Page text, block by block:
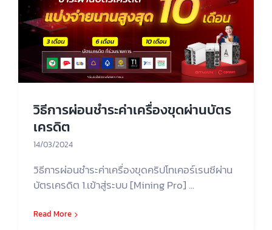
วิธีการผ่อนชำระค่าเครื่องขุดผ่านบัตร
เครดิต
14/03/2024
วิธีการผ่อนชำระค่าเครื่องขุดคริปโทเคอร์เรนซีผ่าน
บัตรเครดิต 1.เข้าสู่ระบบ [Mining Pro] ...
Read More